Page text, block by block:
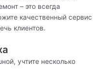
– это всегда
качественный сервис
клиентов.
учтите несколько